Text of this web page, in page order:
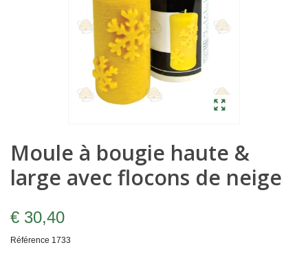
Moule à bougie haute &
large avec flocons de neige
€ 30,40
Référence 1733